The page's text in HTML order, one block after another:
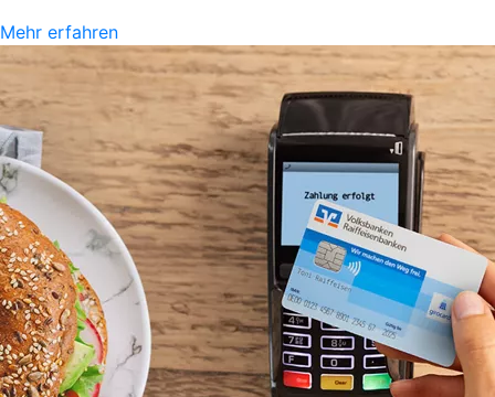
Mehr erfahren